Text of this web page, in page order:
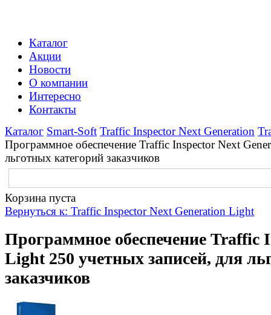
Каталог
Акции
Новости
О компании
Интересно
Контакты
Каталог Smart-Soft Traffic Inspector Next Generation
Программное обеспечение Traffic Inspector Next
льготных категорий заказчиков
Корзина пуста
Вернуться к: Traffic Inspector Next Generation Light
Программное обеспечение Traffic
Light 250 учетных записей, для
заказчиков